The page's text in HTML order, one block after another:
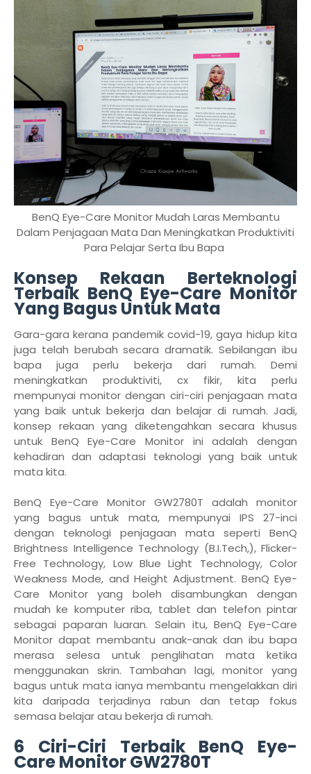
BenQ Eye-Care Monitor Mudah Laras Membantu
Dalam Penjagaan Mata Dan Meningkatkan Produktiviti
Para Pelajar Serta Ibu Bapa
Konsep Rekaan Berteknologi
Terbaik BenQ Eye-Care Monitor
Yang Bagus Untuk Mata
Gara-gara kerana pandemik covid-19, gaya hidup kita
juga telah berubah secara dramatik. Sebilangan ibu
bapa juga perlu bekerja dari rumah. Demi
meningkatkan produktiviti, cx fikir, kita perlu
mempunyai monitor dengan ciri-ciri penjagaan mata
yang baik untuk bekerja dan belajar di rumah. Jadi,
konsep rekaan yang diketengahkan secara khusus
untuk BenQ Eye-Care Monitor ini adalah dengan
kehadiran dan adaptasi teknologi yang baik untuk
mata kita.
BenQ Eye-Care Monitor GW2780T adalah monitor
yang bagus untuk mata, mempunyai IPS 27-inci
dengan teknologi penjagaan mata seperti BenQ
Brightness Intelligence Technology (B.I.Tech,), Flicker-
Free Technology, Low Blue Light Technology, Color
Weakness Mode, and Height Adjustment. BenQ Eye-
Care Monitor yang boleh disambungkan dengan
mudah ke komputer riba, tablet dan telefon pintar
sebagai paparan luaran. Selain itu, BenQ Eye-Care
Monitor dapat membantu anak-anak dan ibu bapa
merasa selesa untuk penglihatan mata ketika
menggunakan skrin. Tambahan lagi, monitor yang
bagus untuk mata ianya membantu mengelakkan diri
kita daripada terjadinya rabun dan tetap fokus
semasa belajar atau bekerja di rumah.
6 Ciri-Ciri Terbaik BenQ Eye-
Care Monitor GW2780T